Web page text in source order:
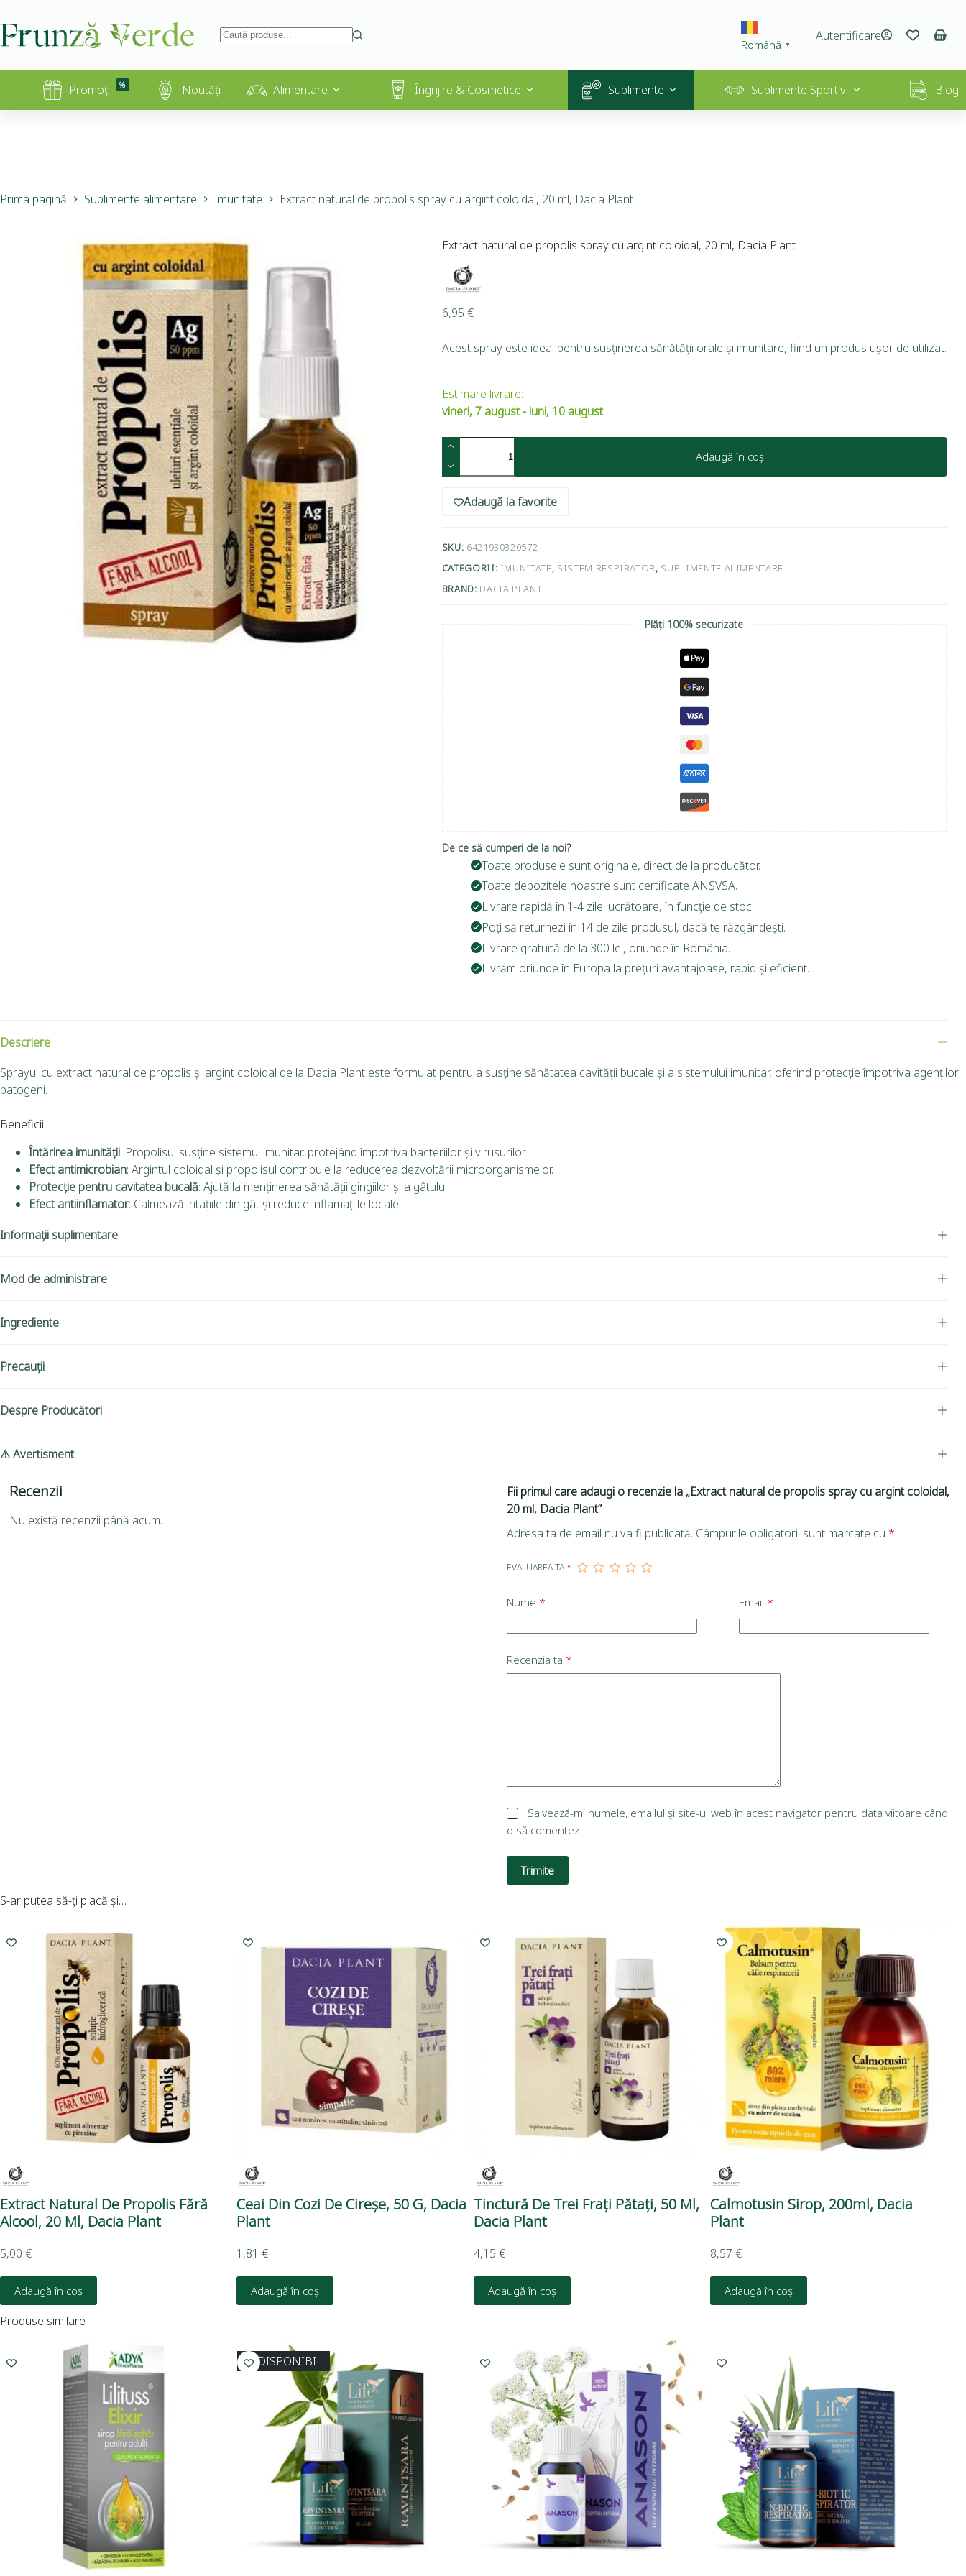
Română ▼
Autentificare
Promoții % Noutăți Alimentare Îngrijire & Cosmetice Suplimente Suplimente Sportivi Blog
Prima pagină Suplimente alimentare Imunitate Extract natural de propolis spray cu argint coloidal, 20 ml, Dacia Plant
Extract natural de propolis spray cu argint coloidal, 20 ml, Dacia Plant
6,95 €
Acest spray este ideal pentru susținerea sănătății orale și imunitare, fiind un produs ușor de utilizat.
Estimare livrare:
vineri, 7 august - luni, 10 august
Adaugă în coș
Adaugă la favorite
SKU: 6421930320572
CATEGORII: IMUNITATE, SISTEM RESPIRATOR, SUPLIMENTE ALIMENTARE
BRAND: DACIA PLANT
Plăți 100% securizate
De ce să cumperi de la noi?
Toate produsele sunt originale, direct de la producător.
Toate depozitele noastre sunt certificate ANSVSA.
Livrare rapidă în 1-4 zile lucrătoare, în funcție de stoc.
Poți să returnezi în 14 de zile produsul, dacă te răzgândești.
Livrare gratuită de la 300 lei, oriunde în România.
Livrăm oriunde în Europa la prețuri avantajoase, rapid și eficient.
Descriere
Sprayul cu extract natural de propolis și argint coloidal de la Dacia Plant este formulat pentru a susține sănătatea cavității bucale și a sistemului imunitar, oferind protecție împotriva agenților
patogeni.
Beneficii
Întărirea imunității: Propolisul susține sistemul imunitar, protejând împotriva bacteriilor și virusurilor.
Efect antimicrobian: Argintul coloidal și propolisul contribuie la reducerea dezvoltării microorganismelor.
Protecție pentru cavitatea bucală: Ajută la menținerea sănătății gingiilor și a gâtului.
Efect antiinflamator: Calmează iritațiile din gât și reduce inflamațiile locale.
Informații suplimentare
Mod de administrare
Ingrediente
Precauții
Despre Producători
⚠ Avertisment
Recenzii
Nu există recenzii până acum.
Fii primul care adaugi o recenzie la „Extract natural de propolis spray cu argint coloidal,
20 ml, Dacia Plant”
Adresa ta de email nu va fi publicată. Câmpurile obligatorii sunt marcate cu *
EVALUAREA TA*
Nume * Email *
Recenzia ta *
Salvează-mi numele, emailul și site-ul web în acest navigator pentru data viitoare când
o să comentez.
Trimite
S-ar putea să-ți placă și…
Extract Natural De Propolis Fără
Alcool, 20 Ml, Dacia Plant
5,00 €
Adaugă în coș
Ceai Din Cozi De Cireșe, 50 G, Dacia
Plant
1,81€
Adaugă în coș
Tinctură De Trei Frați Pătați, 50 Ml,
Dacia Plant
4,15 €
Adaugă în coș
Calmotusin Sirop, 200ml, Dacia
Plant
8,57 €
Adaugă în coș
Produse similare
INDISPONIBIL